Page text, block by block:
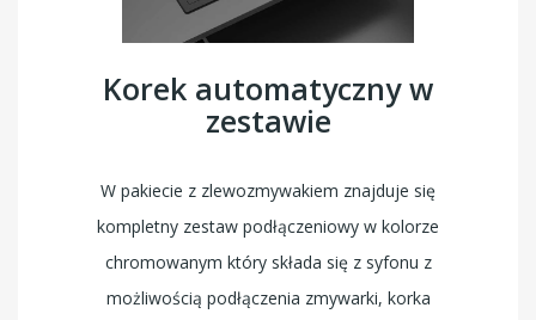
Korek automatyczny w
zestawie
W pakiecie z zlewozmywakiem znajduje się
kompletny zestaw podłączeniowy w kolorze
chromowanym który składa się z syfonu z
możliwością podłączenia zmywarki, korka